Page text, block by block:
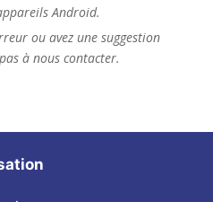
Android.
ou avez une suggestion
à nous contacter.